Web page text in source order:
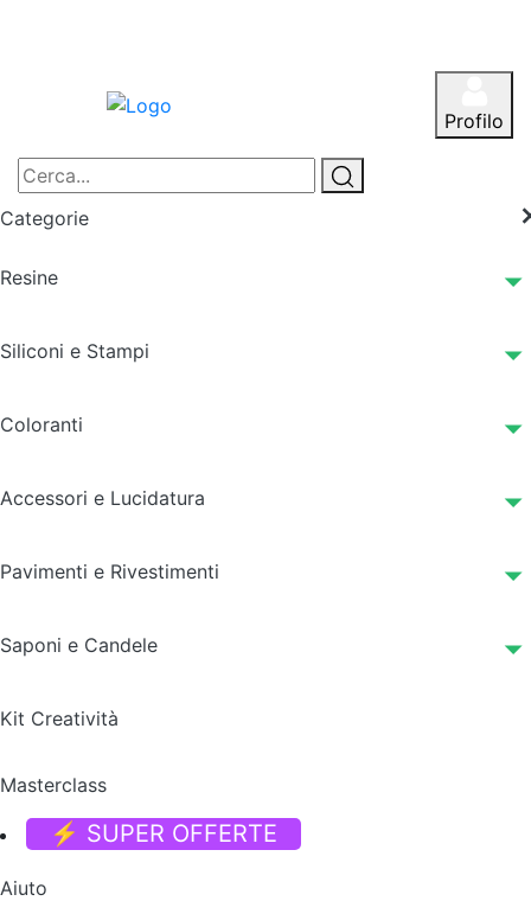
Profilo
Categorie
Resine
Siliconi e Stampi
Coloranti
Accessori e Lucidatura
Pavimenti e Rivestimenti
Saponi e Candele
Kit Creatività
Masterclass
⚡ SUPER OFFERTE
Aiuto